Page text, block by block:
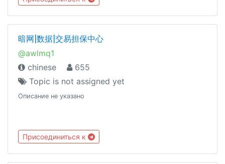
暗网|数据|交易担保中心
@awlmq1
chinese
655
Topic is not assigned yet
Описание не указано
Присоединиться к